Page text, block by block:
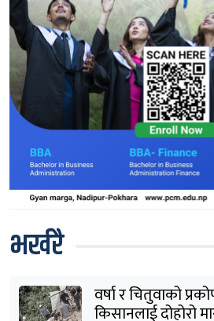
भर्खरै
वर्षा र चितुवाको
किसानलाई दोहोरो